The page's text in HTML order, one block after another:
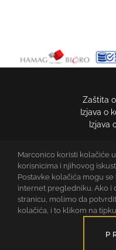
Zaštita
Izjava o
Izjava
ROVA 34,
ODRŽAVA:
Marconico koristi kolačiće
korisnicima i njihovog
Postavke kolačića mogu
internet pregledniku. Ako i
stranicu, molimo da
kolačića, i to klikom na